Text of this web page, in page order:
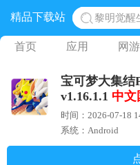
精品下载站
黎明觉醒
蛋仔派
奥特曼
地铁跑酷
网易光
首页 应用 网游
宝可梦大集结
v1.16.1.1 中文
时间：2026-07-18
系统：Android